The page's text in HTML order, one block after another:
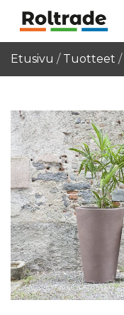
Etusivu / Tuotteet /